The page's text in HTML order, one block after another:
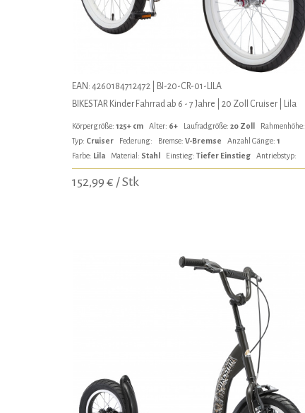
EAN: 4260184712472 | BI-20-CR-01-LILA
BIKESTAR Kinder Fahrrad ab 6 - 7 Jahre | 20 Zoll Cruiser | Lila
Körpergröße: 125+ cm Alter: 6+ Laufradgröße: 20 Zoll
Rahmenhöhe:
Typ: Cruiser Federung: Bremse: V-Bremse Anzahl Gänge: 1
Farbe: Lila Material: Stahl Einstieg: Tiefer Einstieg Antriebstyp:
152,99 € / Stk